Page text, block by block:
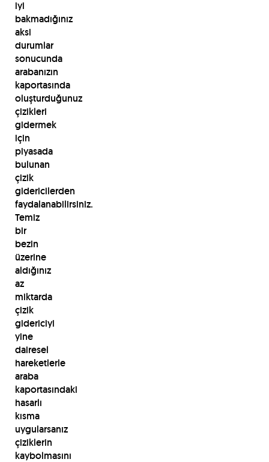
iyi
bakmadığınız
aksi
durumlar
sonucunda
arabanızın
kaportasında
oluşturduğunuz
çizikleri
gidermek
için
piyasada
bulunan
çizik
gidericilerden
faydalanabilirsiniz.
Temiz
bir
bezin
üzerine
aldığınız
az
miktarda
çizik
gidericiyi
yine
dairesel
hareketlerle
araba
kaportasındaki
hasarlı
kısma
uygularsanız
çiziklerin
kaybolmasını